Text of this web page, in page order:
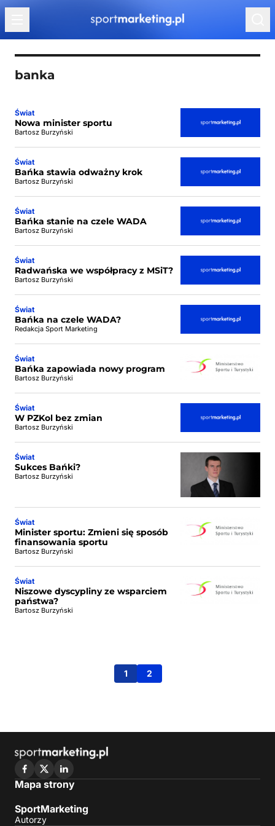
Przejdź do treści
banka
Świat
Nowa minister sportu
Bartosz Burzyński
Świat
Bańka stawia odważny krok
Bartosz Burzyński
Świat
Bańka stanie na czele WADA
Bartosz Burzyński
Świat
Radwańska we współpracy z MSiT?
Bartosz Burzyński
Świat
Bańka na czele WADA?
Redakcja Sport Marketing
Świat
Bańka zapowiada nowy program
Bartosz Burzyński
Świat
W PZKol bez zmian
Bartosz Burzyński
Świat
Sukces Bańki?
Bartosz Burzyński
Świat
Minister sportu: Zmieni się sposób
finansowania sportu
Bartosz Burzyński
Świat
Niszowe dyscypliny ze wsparciem
państwa?
Bartosz Burzyński
1 2
Mapa strony
SportMarketing
Autorzy